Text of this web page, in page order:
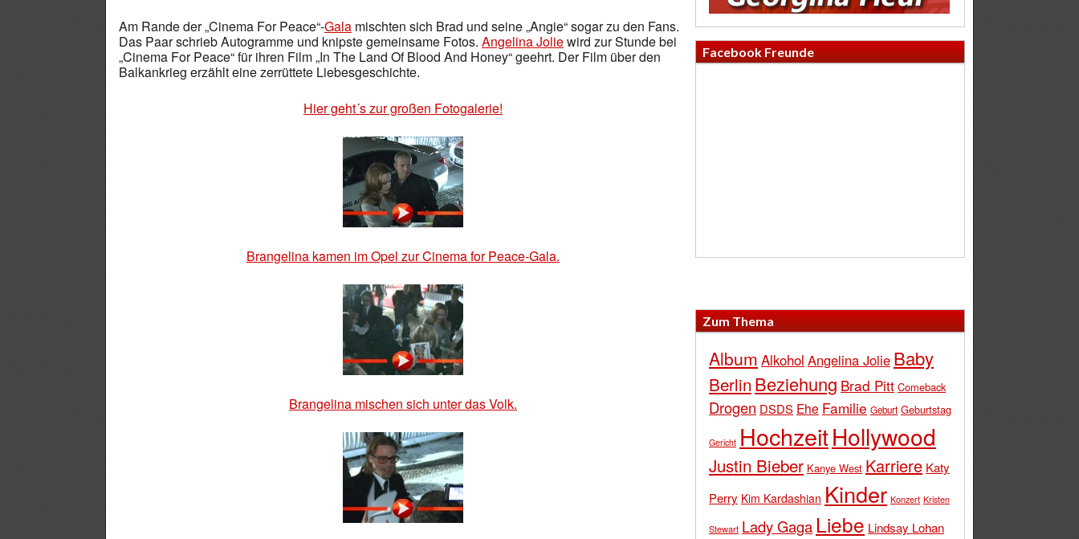
Am Rande der „Cinema For Peace“-Gala mischten sich Brad und seine „Angie“ sogar zu den Fans.
Das Paar schrieb Autogramme und knipste gemeinsame Fotos. Angelina Joliewird zur Stunde bei
„Cinema For Peace“ für ihren Film „In The Land Of Blood And Honey“ geehrt. Der Film über den
Balkankrieg erzählt eine zerrüttete Liebesgeschichte.
Hier geht´s zur großen Fotogalerie!
Brangelina kamen im Opel zur Cinema for Peace-Gala.
Brangelina mischen sich unter das Volk.
Facebook Freunde
Zum Thema
Album Alkohol Angelina Jolie Baby
Berlin Beziehung Brad Pitt Comeback
Drogen DSDS Ehe Familie Geburt Geburtstag
Gericht HochzeitHollywood
Justin Bieber Kanye West Karriere Katy
Perry Kim Kardashian Kinder Konzert Kristen
Stewart Lady Gaga Liebe Lindsay Lohan